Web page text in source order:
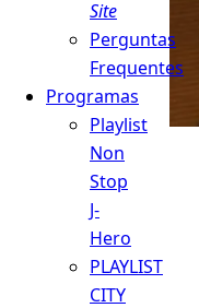
Site
Perguntas
Frequentes
Programas
Playlist
Non
Stop
J-
Hero
PLAYLIST
CITY